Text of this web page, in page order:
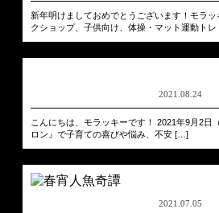
新年明けましておめでとうございます！モラ
クショップ、子供向け、体操・マット運動ト
2021.08.24
こんにちは、モラッキーです！ 2021年9月2日
ロン』で子育ての喜びや悩み、不安 […]
2021.07.05